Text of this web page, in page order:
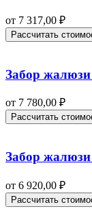
от 7 317,00 ₽
Рассчитать
Забор
от 7 780,00 ₽
Рассчитать
Забор жалюзи
от 6 920,00 ₽
Рассчитать